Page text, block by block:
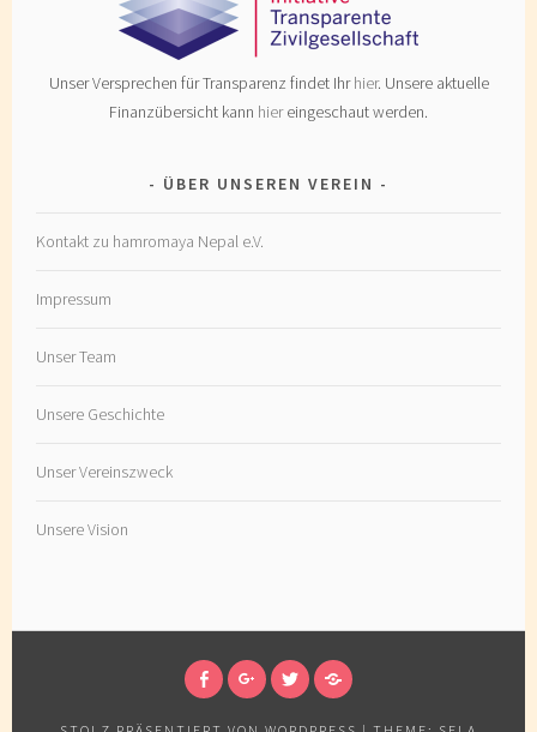
Unser Versprechen für Transparenz findet Ihrhier. Unsere aktuelle
Finanzübersicht kann hiereingeschaut werden.
ÜBER UNSEREN VEREIN
Kontakt zu hamromaya Nepal e.V.
Impressum
Unser Team
Unsere Geschichte
Unser Vereinszweck
Unsere Vision